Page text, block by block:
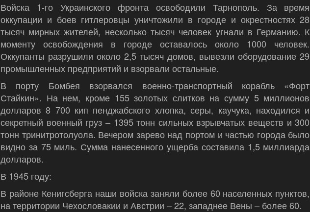
Войска 1-го Украинского фронта освободили Тарнополь. За время
оккупации и боев гитлеровцы уничтожили в городе и окрестностях 28
тысяч мирных жителей, несколько тысяч человек угнали в Германию. К
моменту освобождения в городе оставалось около 1000 человек.
Оккупанты разрушили около 2,5 тысяч домов, вывезли оборудование 29
промышленных предприятий и взорвали остальные.
В порту Бомбея взорвался военно-транспортный корабль «Форт
Стайкин». На нем, кроме 155 золотых слитков на сумму 5 миллионов
долларов 8 700 кип пенджабского хлопка, серы, каучука, находился и
секретный военный груз – 1395 тонн сильных взрывчатых веществ и 300
тонн тринитротолуола. Вечером зарево над портом и частью города было
видно за 75 миль. Сумма нанесенного ущерба составила 1,5 миллиарда
долларов.
В 1945 году:
В районе Кенигсберга наши войска заняли более 60 населенных пунктов,
на территории Чехословакии и Австрии – 22, западнее Вены – более 60.